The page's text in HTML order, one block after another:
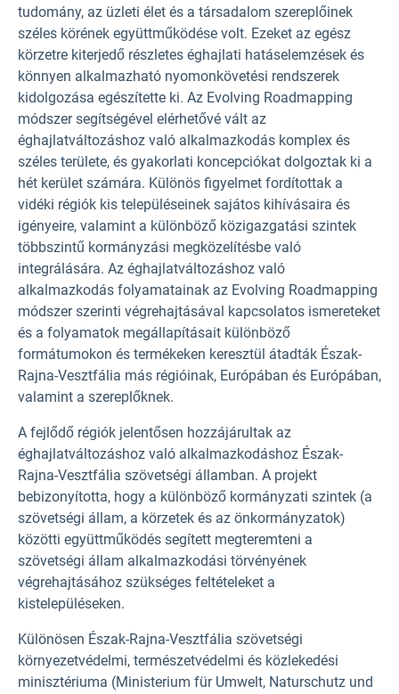
tudomány, az üzleti élet és a társadalom szereplőinek
széles körének együttműködése volt. Ezeket az egész
körzetre kiterjedő részletes éghajlati hatáselemzések és
könnyen alkalmazható nyomonkövetési rendszerek
kidolgozása egészítette ki. Az Evolving Roadmapping
módszer segítségével elérhetővé vált az
éghajlatváltozáshoz való alkalmazkodás komplex és
széles területe, és gyakorlati koncepciókat dolgoztak ki a
hét kerület számára. Különös figyelmet fordítottak a
vidéki régiók kis településeinek sajátos kihívásaira és
igényeire, valamint a különböző közigazgatási szintek
többszintű kormányzási megközelítésbe való
integrálására. Az éghajlatváltozáshoz való
alkalmazkodás folyamatainak az Evolving Roadmapping
módszer szerinti végrehajtásával kapcsolatos ismereteket
és a folyamatok megállapításait különböző
formátumokon és termékeken keresztül átadták Észak-
Rajna-Vesztfália más régióinak, Európában és Európában,
valamint a szereplőknek.
A fejlődő régiók jelentősen hozzájárultak az
éghajlatváltozáshoz való alkalmazkodáshoz Észak-
Rajna-Vesztfália szövetségi államban. A projekt
bebizonyította, hogy a különböző kormányzati szintek (a
szövetségi állam, a körzetek és az önkormányzatok)
közötti együttműködés segített megteremteni a
szövetségi állam alkalmazkodási törvényének
végrehajtásához szükséges feltételeket a
kistelepüléseken.
Különösen Észak-Rajna-Vesztfália szövetségi
környezetvédelmi, természetvédelmi és közlekedési
minisztériuma (Ministerium für Umwelt, Naturschutz und